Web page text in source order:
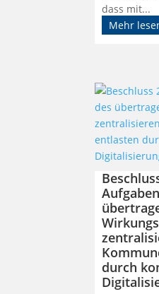
dass mit...
Mehr
durch